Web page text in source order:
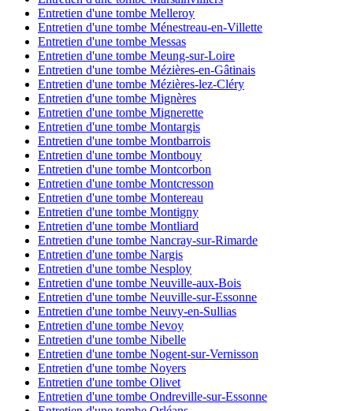
Entretien d'une tombe Melleroy
Entretien d'une tombe Ménestreau-en-Villette
Entretien d'une tombe Messas
Entretien d'une tombe Meung-sur-Loire
Entretien d'une tombe Mézières-en-Gâtinais
Entretien d'une tombe Mézières-lez-Cléry
Entretien d'une tombe Mignères
Entretien d'une tombe Mignerette
Entretien d'une tombe Montargis
Entretien d'une tombe Montbarrois
Entretien d'une tombe Montbouy
Entretien d'une tombe Montcorbon
Entretien d'une tombe Montcresson
Entretien d'une tombe Montereau
Entretien d'une tombe Montigny
Entretien d'une tombe Montliard
Entretien d'une tombe Nancray-sur-Rimarde
Entretien d'une tombe Nargis
Entretien d'une tombe Nesploy
Entretien d'une tombe Neuville-aux-Bois
Entretien d'une tombe Neuville-sur-Essonne
Entretien d'une tombe Neuvy-en-Sullias
Entretien d'une tombe Nevoy
Entretien d'une tombe Nibelle
Entretien d'une tombe Nogent-sur-Vernisson
Entretien d'une tombe Noyers
Entretien d'une tombe Olivet
Entretien d'une tombe Ondreville-sur-Essonne